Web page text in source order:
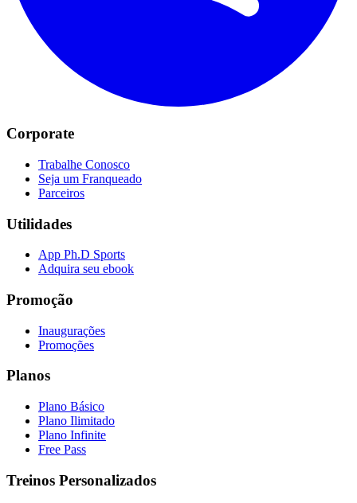
Corporate
Trabalhe Conosco
Seja um Franqueado
Parceiros
Utilidades
App Ph.D Sports
Adquira seu ebook
Promoção
Inaugurações
Promoções
Planos
Plano Básico
Plano Ilimitado
Plano Infinite
Free Pass
Treinos Personalizados